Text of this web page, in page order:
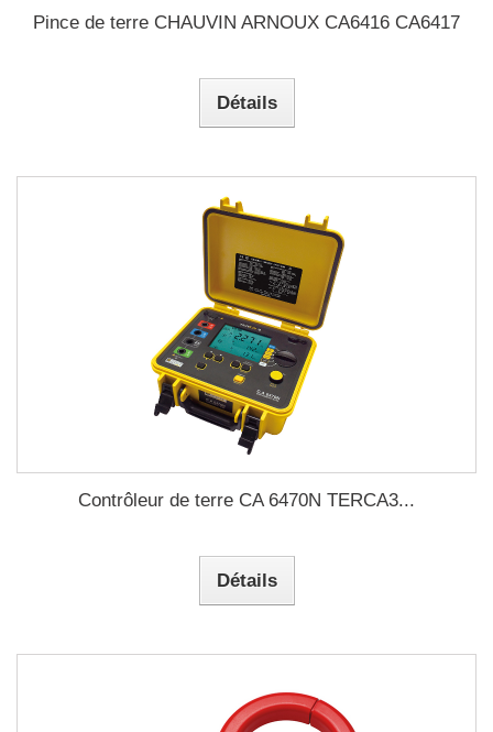
Pince de terre CHAUVIN ARNOUX CA6416 CA6417
Détails
Contrôleur de terre CA 6470N TERCA3...
Détails